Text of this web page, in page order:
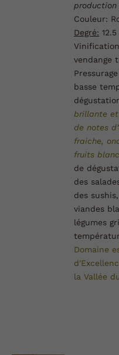
production
Couleur:
Degré:
vendange
basse
brillante
de notes
fraiche,
fruits
de
des
des
viandes
légumes
Domaine
la Vallée